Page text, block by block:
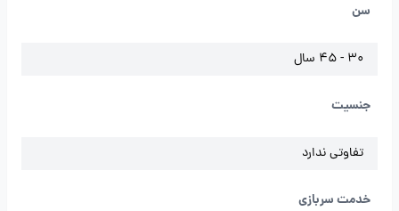
سن
30 - 45 سال
جنسیت
تفاوتی ندارد
خدمت سربازی